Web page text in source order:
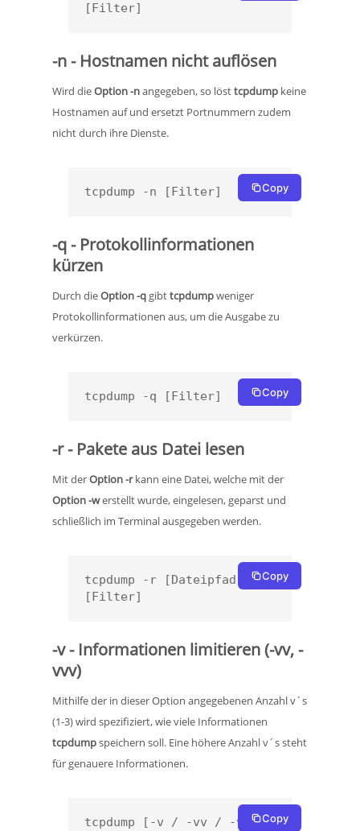
[Filter]
-n - Hostnamen nicht auflösen
Wird dieOption -nangegeben, so lösttcpdump keine
Hostnamen auf und ersetzt Portnummern zudem
nicht durch ihre Dienste.
tcpdump -n [Filter] Copy
-q - Protokollinformationen
kürzen
Durch dieOption -q gibttcpdumpweniger
Protokollinformationen aus, um die Ausgabe zu
verkürzen.
tcpdump -q [Filter] Copy
-r - Pakete aus Datei lesen
Mit derOption -rkann eine Datei, welche mit der
Option -werstellt wurde, eingelesen, geparst und
schließlich im Terminal ausgegeben werden.
tcpdump -r [Dateipfad]
[Filter]
Copy
-v - Informationen limitieren (-vv, -
vvv)
Mithilfe der in dieser Option angegebenen Anzahl v´s
(1-3) wird spezifiziert, wie viele Informationen
tcpdumpspeichern soll. Eine höhere Anzahl v´s steht
für genauere Informationen.
tcpdump [-v / -vv / -vvv] Copy